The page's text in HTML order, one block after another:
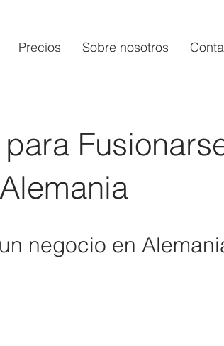
Precios Sobre nosotros
negocio en